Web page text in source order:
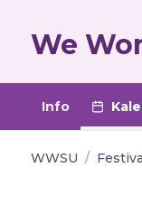
We
Info
WWSU /